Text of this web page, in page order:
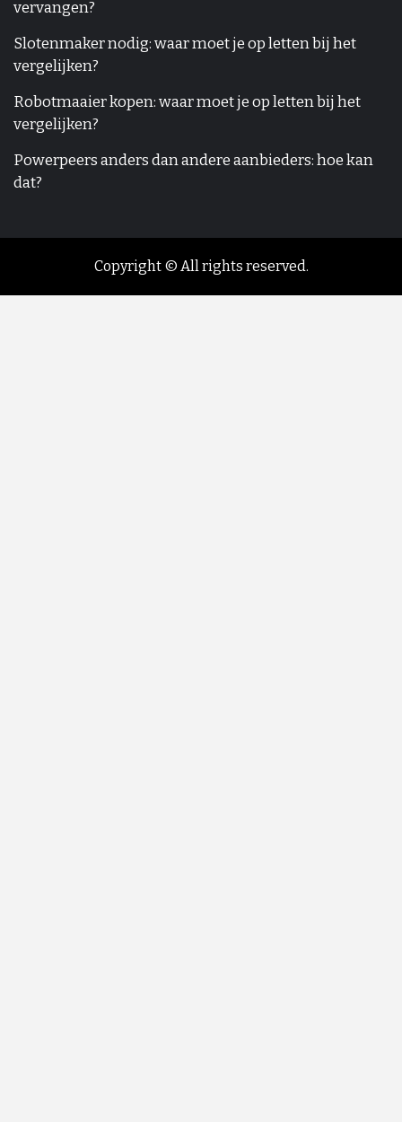
vervangen?
Slotenmaker nodig: waar moet je op letten bij het
vergelijken?
Robotmaaier kopen: waar moet je op letten bij het
vergelijken?
Powerpeers anders dan andere aanbieders: hoe kan
dat?
Copyright © All rights reserved.